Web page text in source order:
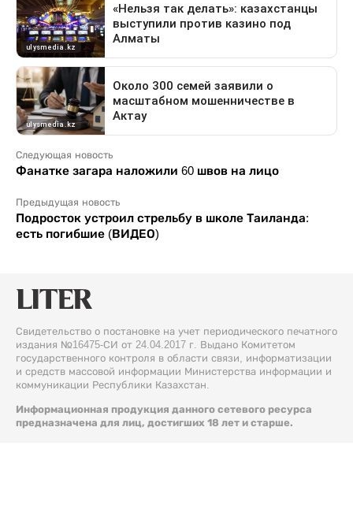
Следующая новость
Фанатке загара наложили 60 швов на лицо
Предыдущая новость
Подросток устроил стрельбу в школе Таиланда:
есть погибшие (ВИДЕО)
Свидетельство о постановке на учет периодического печатного
издания №16475-СИ от 24.04.2017 г. Выдано Комитетом
государственного контроля в области связи, информатизации
и средств массовой информации Министерства информации и
коммуникации Республики Казахстан.
Информационная продукция данного сетевого ресурса
предназначена для лиц, достигших 18 лет и старше.